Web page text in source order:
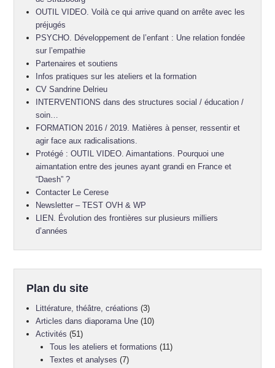
OUTIL VIDEO. Voilà ce qui arrive quand on arrête avec les
préjugés
PSYCHO. Développement de l’enfant : Une relation fondée
sur l’empathie
Partenaires et soutiens
Infos pratiques sur les ateliers et la formation
CV Sandrine Delrieu
INTERVENTIONS dans des structures social / éducation /
soin…
FORMATION 2016 / 2019. Matières à penser, ressentir et
agir face aux radicalisations.
Protégé : OUTIL VIDEO. Aimantations. Pourquoi une
aimantation entre des jeunes ayant grandi en France et
“Daesh” ?
Contacter Le Cerese
Newsletter – TEST OVH & WP
LIEN. Évolution des frontières sur plusieurs milliers
d’années
Plan du site
Littérature, théâtre, créations (3)
Articles dans diaporama Une (10)
Activités (51)
Tous les ateliers et formations (11)
Textes et analyses (7)